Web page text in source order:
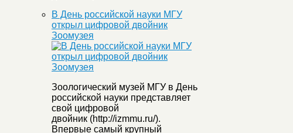
В День российской науки МГУ
открыл цифровой двойник
Зоомузея
Зоологический музей МГУ в День
российской науки представляет
свой цифровой
двойник (http://izmmu.ru/).
Впервые самый крупный